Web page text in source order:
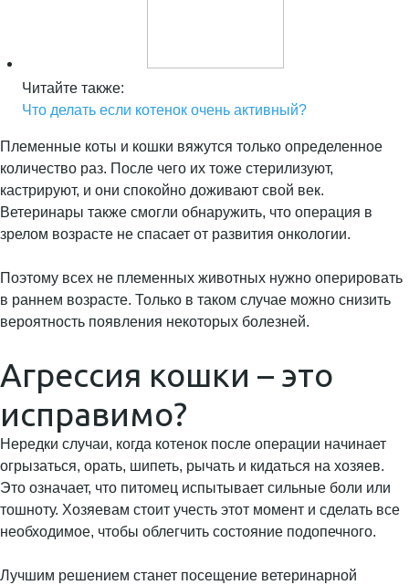
Читайте также:
Что делать если котенок очень активный?
Племенные коты и кошки вяжутся только определенное
количество раз. После чего их тоже стерилизуют,
кастрируют, и они спокойно доживают свой век.
Ветеринары также смогли обнаружить, что операция в
зрелом возрасте не спасает от развития онкологии.
Поэтому всех не племенных животных нужно оперировать
в раннем возрасте. Только в таком случае можно снизить
вероятность появления некоторых болезней.
Агрессия кошки – это
исправимо?
Нередки случаи, когда котенок после операции начинает
огрызаться, орать, шипеть, рычать и кидаться на хозяев.
Это означает, что питомец испытывает сильные боли или
тошноту. Хозяевам стоит учесть этот момент и сделать все
необходимое, чтобы облегчить состояние подопечного.
Лучшим решением станет посещение ветеринарной